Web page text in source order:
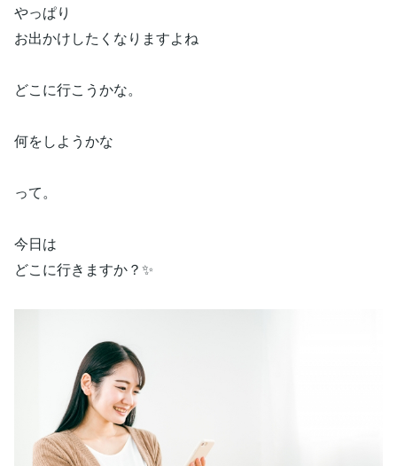
やっぱり
お出かけしたくなりますよね
どこに行こうかな。
何をしようかな
って。
今日は
どこに行きますか？✨